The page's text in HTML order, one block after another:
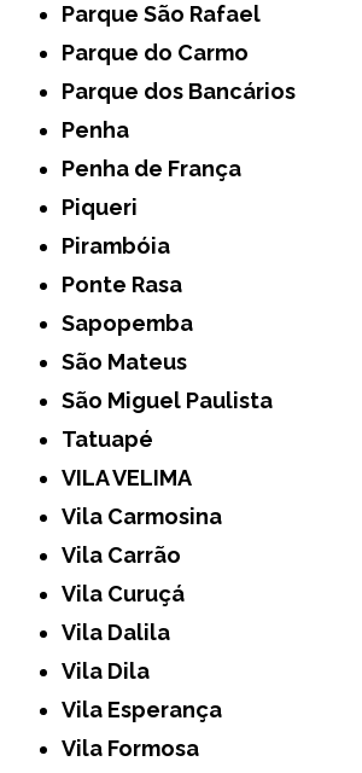
Parque São Rafael
Parque do Carmo
Parque dos Bancários
Penha
Penha de França
Piqueri
Pirambóia
Ponte Rasa
Sapopemba
São Mateus
São Miguel Paulista
Tatuapé
VILA VELIMA
Vila Carmosina
Vila Carrão
Vila Curuçá
Vila Dalila
Vila Dila
Vila Esperança
Vila Formosa